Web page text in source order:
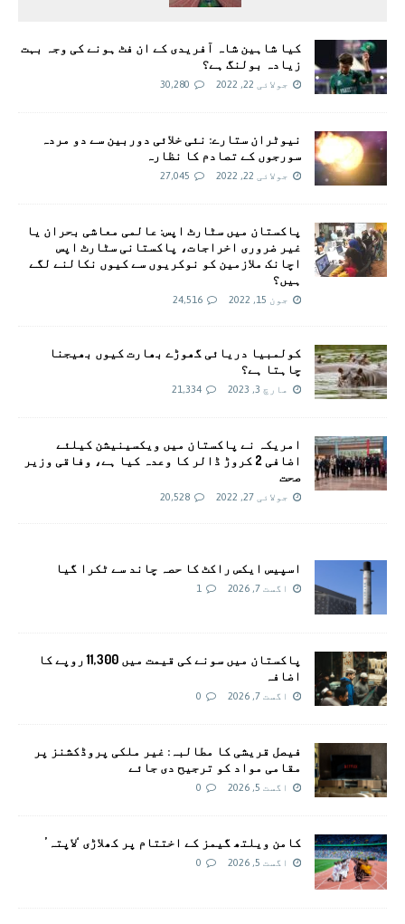
کیا شاہین شاہ آفریدی کے ان فٹ ہونے کی وجہ بہت
زیادہ بولنگ ہے؟
جولائی 22, 2022 30,280
نیوٹران ستارے: نئی خلائی دوربین سے دو مردہ
سورجوں کے تصادم کا نظارہ
جولائی 22, 2022 27,045
پاکستان میں سٹارٹ اپس: عالمی معاشی بحران یا
غیر ضروری اخراجات، پاکستانی سٹارٹ اپس
اچانک ملازمین کو نوکریوں سے کیوں نکالنے لگے
ہیں؟
جون 15, 2022 24,516
کولمبیا دریائی گھوڑے بھارت کیوں بھیجنا
چاہتا ہے؟
مارچ 3, 2023 21,334
امريکہ نے پاکستان میں ویکسینیشن کیلئے
اضافی 2 کروڑ ڈالر کا وعدہ کیا ہے، وفاقی وزیر
صحت
جولائی 27, 2022 20,528
اسپیس ایکس راکٹ کا حصہ چاند سے ٹکرا گیا
اگست 7, 2026 1
پاکستان میں سونے کی قیمت میں 11,300 روپے کا
اضافہ
اگست 7, 2026 0
فیصل قریشی کا مطالبہ: غیر ملکی پروڈکشنز پر
مقامی مواد کو ترجیح دی جائے
اگست 5, 2026 0
کامن ویلتھ گیمز کے اختتام پر کھلاڑی ‘لاپتہ’
اگست 5, 2026 0